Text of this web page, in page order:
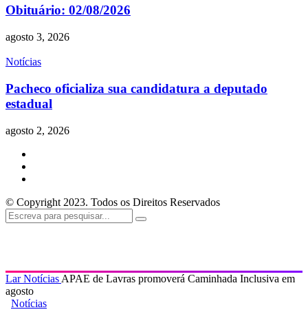
Obituário: 02/08/2026
agosto 3, 2026
Notícias
Pacheco oficializa sua candidatura a deputado
estadual
agosto 2, 2026
© Copyright 2023. Todos os Direitos Reservados
LarNotícias APAE de Lavras promoverá Caminhada Inclusiva em
agosto
Notícias